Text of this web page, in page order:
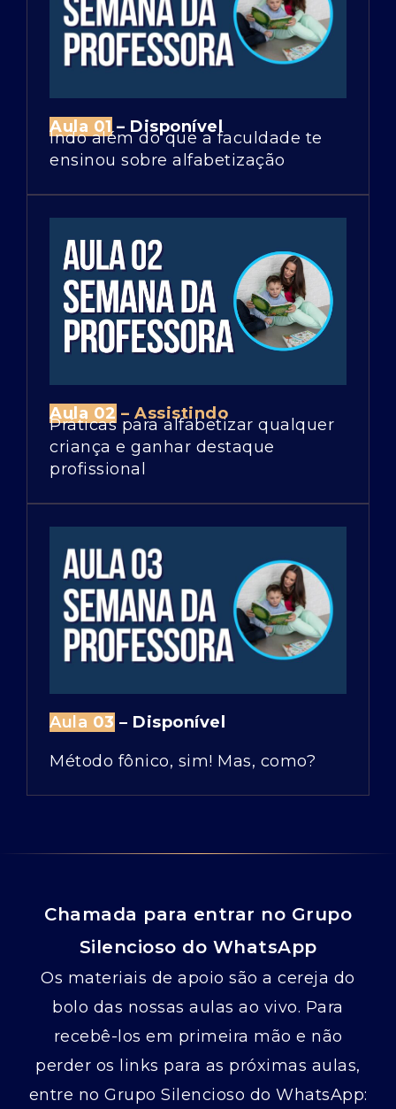
Aula 01 – Disponível
Indo além do que a faculdade te
ensinou sobre alfabetização
Aula 02 – Assistindo
Práticas para alfabetizar qualquer
criança e ganhar destaque
profissional
Aula 03 – Disponível
Método fônico, sim! Mas, como?
Chamada para entrar no Grupo
Silencioso do WhatsApp
Os materiais de apoio são a cereja do
bolo das nossas aulas ao vivo. Para
recebê-los em primeira mão e não
perder os links para as próximas aulas,
entre no Grupo Silencioso do WhatsApp: